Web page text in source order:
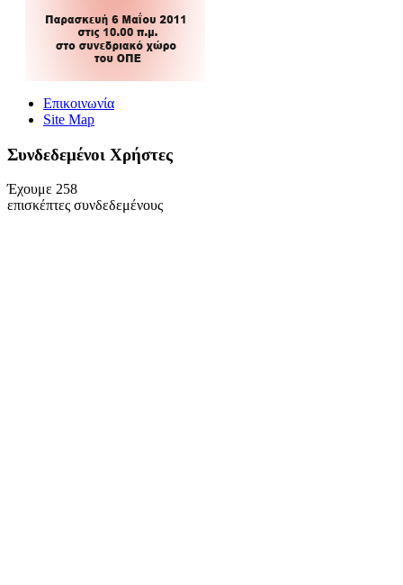
Επικοινωνία
Site Map
Συνδεδεμένοι Xρήστες
Έχουμε 258
επισκέπτες συνδεδεμένους